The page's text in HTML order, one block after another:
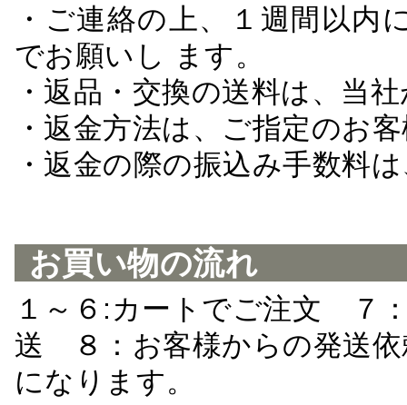
・ご連絡の上、１週間以
でお願いし ます。
・返品・交換の送料は、当
・返金方法は、ご指定のお
・返金の際の振込み手数料
お買い物の流れ
１～６:カートでご注文 ７
送 ８：お客様からの発送
になります。